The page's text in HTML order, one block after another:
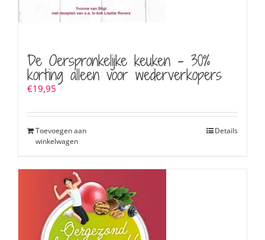
De Oerspronkelijke keuken – 30%
korting alleen voor wederverkopers
€19,95
Toevoegen aan
winkelwagen
Details